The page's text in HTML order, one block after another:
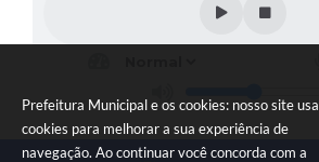
Prefeitura Municipal e os cookies: nosso site usa
cookies para melhorar a sua experiência de
navegação. Ao continuar você concorda com a